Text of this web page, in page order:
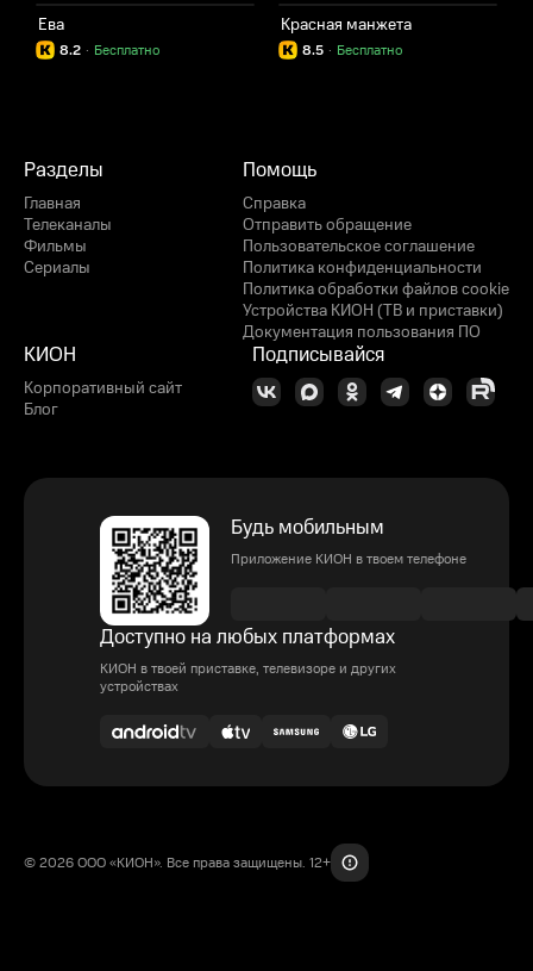
Ева
8.2 Бесплатно
·
Красная манжета
8.5 Бесплатно
·
Разделы
Главная
Телеканалы
Фильмы
Сериалы
Помощь
Справка
Отправить обращение
Пользовательское соглашение
Политика конфиденциальности
Политика обработки файлов cookie
Устройства КИОН (ТВ и приставки)
Документация пользования ПО
КИОН
Корпоративный сайт
Блог
Подписывайся
Будь мобильным
Приложение КИОН в твоем телефоне
Доступно на любых платформах
КИОН в твоей приставке, телевизоре и других
устройствах
© 2026 ООО «КИОН». Все права защищены. 12+